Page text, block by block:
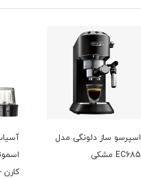
اسپرسو ساز دلونگی مدل
EC685 مشکی
کارن - Karen